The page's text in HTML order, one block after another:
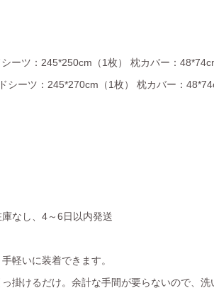
ーツ：245*250cm（1枚） 枕カバー：
ーツ：245*270cm（1枚） 枕カバー：
なし、4～6日以内発送
軽いに装着できます。
掛けるだけ。余計な手間が要らないので、